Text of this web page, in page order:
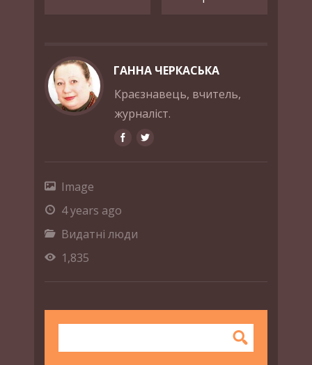
ГАННА ЧЕРКАСЬКА
Краєзнавець, вчитель,
журналіст.
Image
4 years ago
Видатні люди
1,835